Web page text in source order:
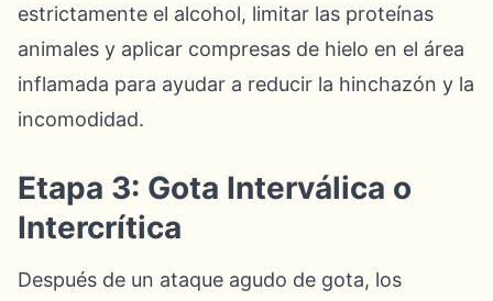
estrictamente el alcohol, limitar las proteínas
animales y aplicar compresas de hielo en el área
inflamada para ayudar a reducir la hinchazón y la
incomodidad.
Etapa 3: Gota Interválica o
Intercrítica
Después de un ataque agudo de gota, los